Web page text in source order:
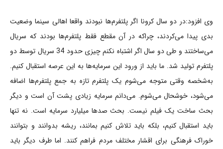
وی افزود:در دو سال کرونا اگر پلتفرم‌ها نبودند واقعا اهالی سینما وضعیت
بدی پیدا می‌کردند، چراکه در آن مقطع فقط پلتفرم‌ها بودند که سریال
می‌ساختند و طی دو سال اگر اشتباه نکنم چیزی حدود 34 سریال توسط دو
پلتفرم تولید شد. ما باید از ورود این سرمایه‌ها به این عرصه استقبال کنیم.
به‌شخصه وقتی متوجه می‌شوم یک پلتفرم تازه به جمع پلتفرم‌ها اضافه
می‌شود، خوشحال می‌شوم. می‌دانم سرمایه زیادی پشت آن است و دیگر
بحث ساخت یک فیلم نیست. بحث صد‌ها میلیارد سرمایه است. نه تنها
باید استقبال کنیم، بلکه باید تلاش کنیم بمانند، ریشه بدوانند و بتوانند
خوراک فرهنگی برای اقشار مختلف مردم فراهم کنند. اما طرف دیگر باید